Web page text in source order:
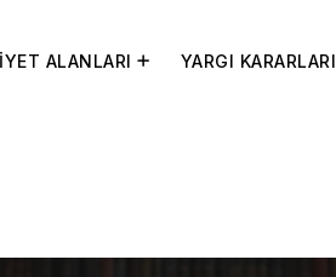
ALANLARI YARGI KARARLARI